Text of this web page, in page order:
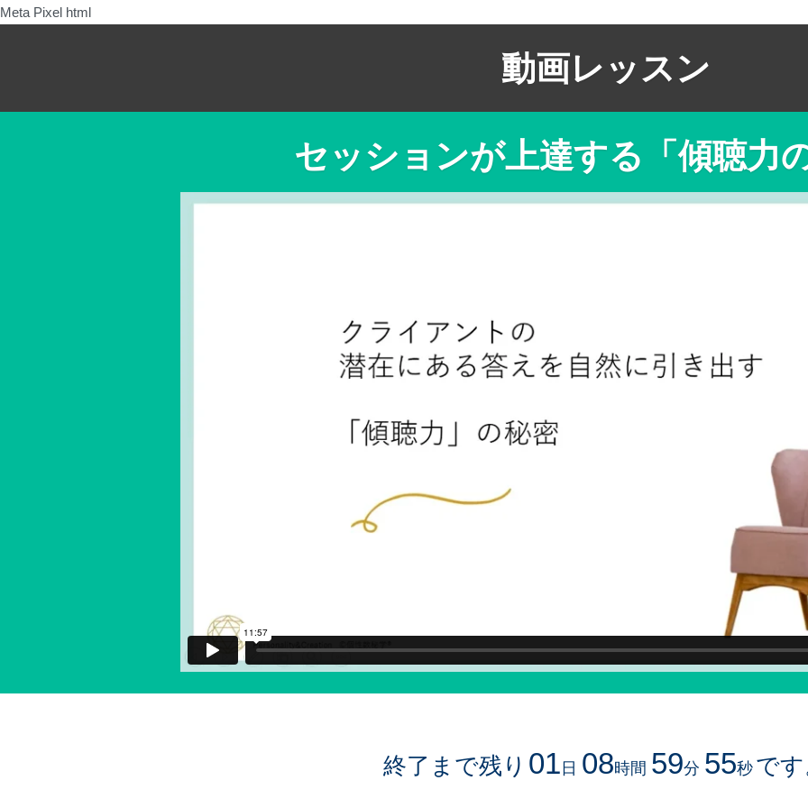
Meta Pixel html
動画レッスン
セッションが上達する「傾聴力
終了まで残り 01 日 08時間 59分 55秒 で